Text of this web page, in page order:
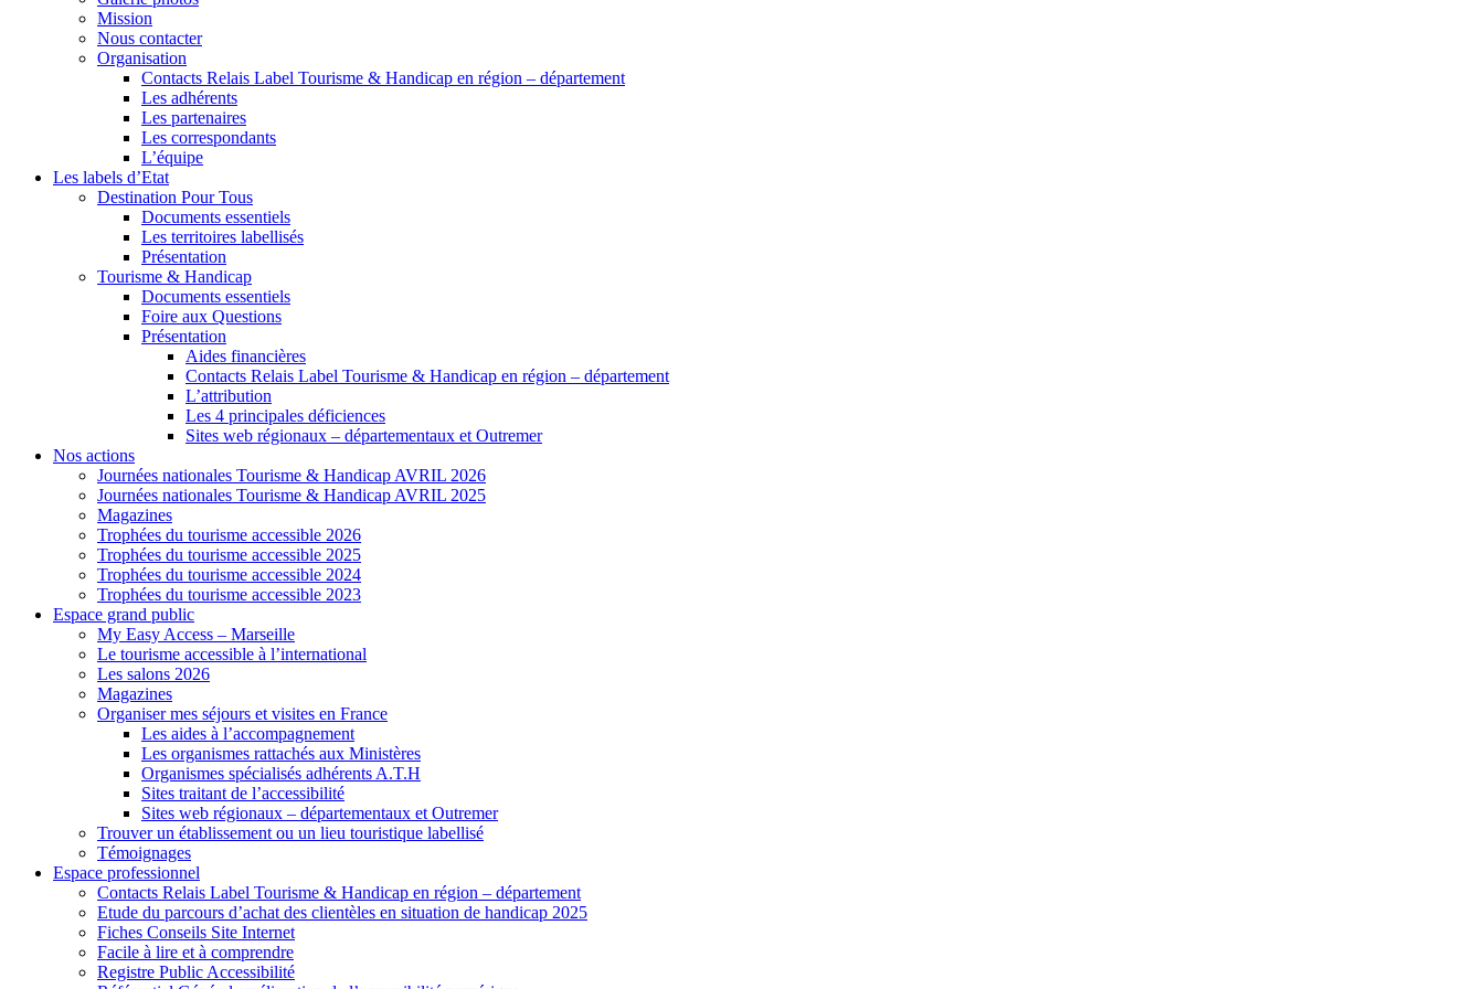
Mission
Nous contacter
Organisation
Contacts Relais Label Tourisme & Handicap en région – département
Les adhérents
Les partenaires
Les correspondants
L’équipe
Les labels d’Etat
Destination Pour Tous
Documents essentiels
Les territoires labellisés
Présentation
Tourisme & Handicap
Documents essentiels
Foire aux Questions
Présentation
Aides financières
Contacts Relais Label Tourisme & Handicap en région – département
L’attribution
Les 4 principales déficiences
Sites web régionaux – départementaux et Outremer
Nos actions
Journées nationales Tourisme & Handicap AVRIL 2026
Journées nationales Tourisme & Handicap AVRIL 2025
Magazines
Trophées du tourisme accessible 2026
Trophées du tourisme accessible 2025
Trophées du tourisme accessible 2024
Trophées du tourisme accessible 2023
Espace grand public
My Easy Access – Marseille
Le tourisme accessible à l’international
Les salons 2026
Magazines
Organiser mes séjours et visites en France
Les aides à l’accompagnement
Les organismes rattachés aux Ministères
Organismes spécialisés adhérents A.T.H
Sites traitant de l’accessibilité
Sites web régionaux – départementaux et Outremer
Trouver un établissement ou un lieu touristique labellisé
Témoignages
Espace professionnel
Contacts Relais Label Tourisme & Handicap en région – département
Etude du parcours d’achat des clientèles en situation de handicap 2025
Fiches Conseils Site Internet
Facile à lire et à comprendre
Registre Public Accessibilité